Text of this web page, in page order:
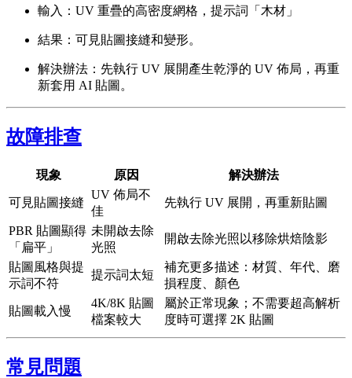
輸入：UV 重疊的高密度網格，提示詞「木材」
結果：可見貼圖接縫和變形。
解決辦法：先執行 UV 展開產生乾淨的 UV 佈局，再重
新套用 AI 貼圖。
故障排查
現象 原因 解決辦法
可見貼圖接縫
UV 佈局不
佳
先執行 UV 展開，再重新貼圖
PBR 貼圖顯得
「扁平」
未開啟去除
光照
開啟去除光照以移除烘焙陰影
貼圖風格與提
示詞不符
提示詞太短
補充更多描述：材質、年代、磨
損程度、顏色
貼圖載入慢
4K/8K 貼圖
檔案較大
屬於正常現象；不需要超高解析
度時可選擇 2K 貼圖
常見問題